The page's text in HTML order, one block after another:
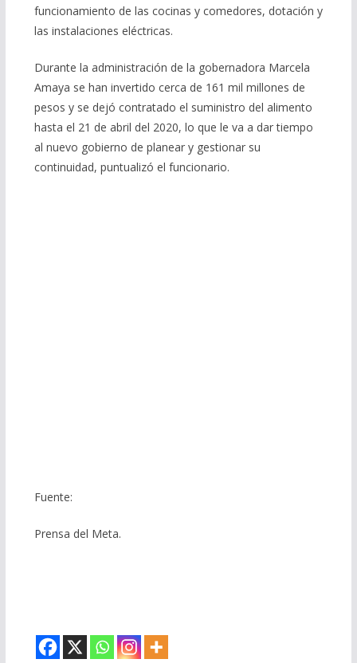
funcionamiento de las cocinas y comedores, dotación y
las instalaciones eléctricas.
Durante la administración de la gobernadora Marcela
Amaya se han invertido cerca de 161 mil millones de
pesos y se dejó contratado el suministro del alimento
hasta el 21 de abril del 2020, lo que le va a dar tiempo
al nuevo gobierno de planear y gestionar su
continuidad, puntualizó el funcionario.
Fuente:
Prensa del Meta.